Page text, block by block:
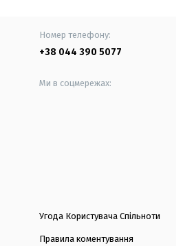
Номер телефону:
+38 044 390 5077
Ми в соцмережах:
Угода Користувача Спільноти
Правила коментування